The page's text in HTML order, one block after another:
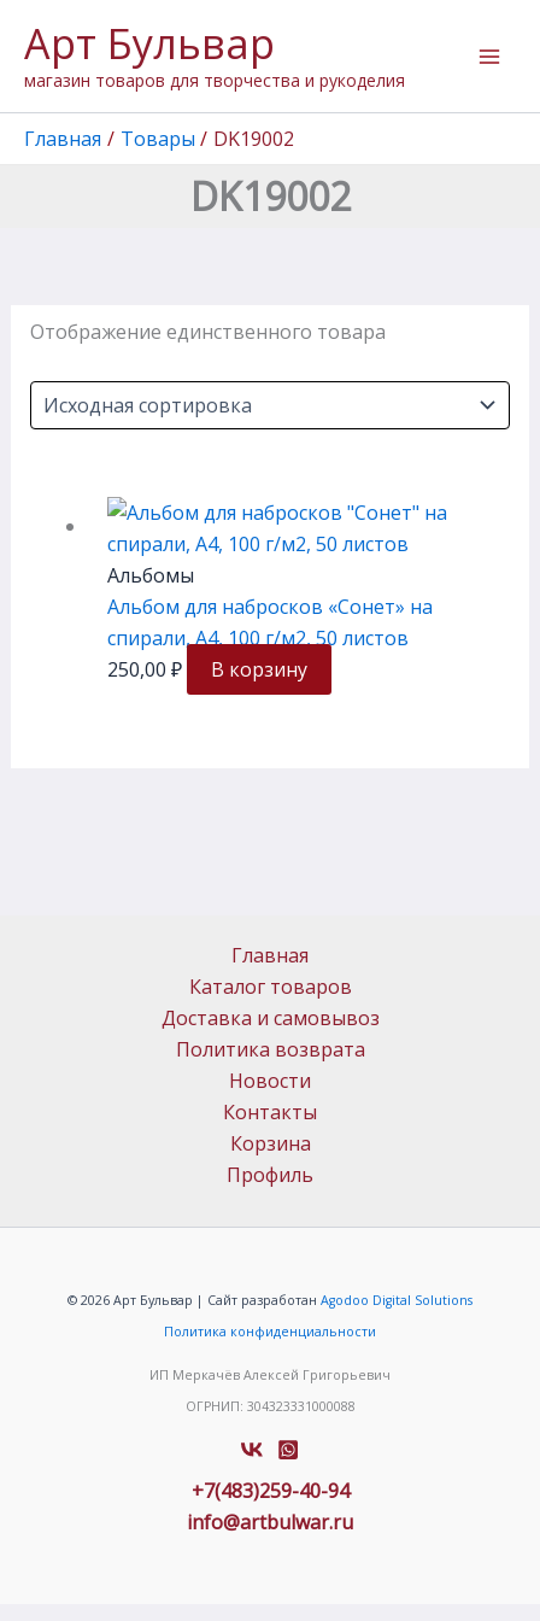
содержимому
Арт Бульвар
магазин товаров для творчества и рукоделия
Главная Товары DK19002
DK19002
Отображение единственного товара
Альбомы
Альбом для набросков «Сонет» на
спирали, А4, 100 г/м2, 50 листов
250,00 ₽ В корзину
Главная
Каталог товаров
Доставка и самовывоз
Политика возврата
Новости
Контакты
Корзина
Профиль
© 2026 Арт Бульвар | Сайт разработан Agodoo Digital Solutions
Политика конфиденциальности
ИП Меркачёв Алексей Григорьевич
ОГРНИП: 304323331000088
+7(483)259-40-94
info@artbulwar.ru